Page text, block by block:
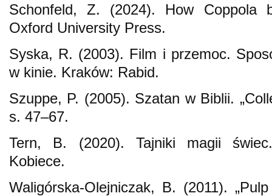
Schonfeld, Z. (2024). How Coppola
Oxford University Press.
Syska, R. (2003). Film i przemoc.
w kinie. Kraków: Rabid.
Szuppe, P. (2005). Szatan w Biblii.
s. 47–67.
Tern, B. (2020). Tajniki magii świec.
Kobiece.
Waligórska-Olejniczak, B. (2011).